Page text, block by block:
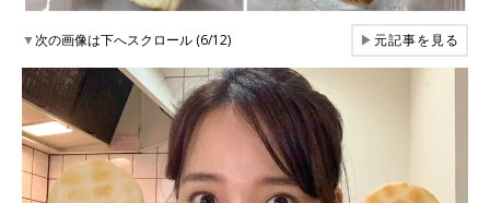
▼次の画像は下へスクロール (6/12) ▶元記事を見る